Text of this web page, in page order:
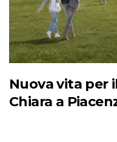
Nuova vita per
Chiara a